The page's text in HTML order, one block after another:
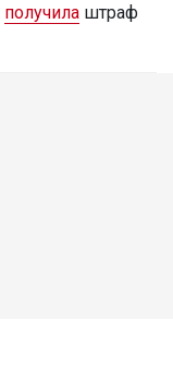
получила штраф